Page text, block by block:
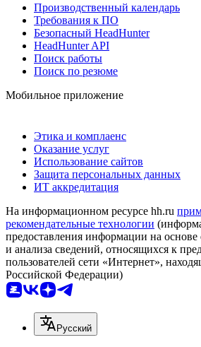
Производственный календарь
Требования к ПО
Безопасный HeadHunter
HeadHunter API
Поиск работы
Поиск по резюме
Мобильное приложение
Этика и комплаенс
Оказание услуг
Использование сайтов
Защита персональных данных
ИТ аккредитация
На информационном ресурсе hh.ru
рекомендательные технологии
предоставления информации на основе
и анализа сведений, относящихся к
пользователей сети «Интернет»,
Российской Федерации)
Русский